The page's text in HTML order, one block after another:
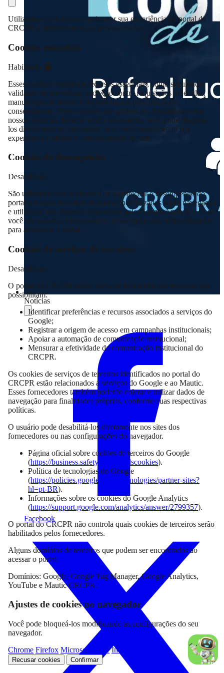
Notícias
Compartilhar
Facebook
Utilizamos cookies para aprimorar sua experiência no portal do
CRCPR e oferecer serviços personalizados.
Cookies essenciais
Habilitado
Esses cookies viabilizam recursos essenciais, como segurança,
validação de identidade, proteção contra requisições indevidas,
manutenção da sessão e registro da sua preferência de
consentimento. Esses cookies não podem ser desabilitados em
nossos sistemas. Mesmo sendo necessários, você pode bloqueá-
los diretamente no navegador, mas isso comprometerá sua
experiência e afetará o funcionamento do site.
Cookies de desempenho
Desabilitado
São utilizados com o objetivo de aperfeiçoar o desempenho do
portal por meio da coleta de dados anonimizados sobre navegação
e utilização dos recursos disponíveis pelo Google Analytics. Caso
você não autorize esses cookies, esses dados não serão utilizados
para aprimorar o portal.
Cookies de serviços de terceiros
Desabilitado
O portal do CRCPR utiliza serviços fornecidos por terceiros que
possibilitam:
Identificar preferências e recursos associados a serviços do
Google;
Registrar a origem de acesso em campanhas institucionais;
Apoiar a automação de comunicação institucional;
Mensurar a efetividade da comunicação institucional do
CRCPR.
Os cookies de serviços de terceiros identificados no portal do
CRCPR estão relacionados a serviços do Google e ao Mautic.
Esses fornecedores também poderão coletar e utilizar dados de
navegação para finalidades próprias, conforme suas respectivas
políticas.
O usuário pode desabilitá-los diretamente nos sites dos
fornecedores ou nas configurações do navegador.
Página oficial sobre cookies de terceiros do Google
(https://business.safety.google/adscookies).
Política de tecnologias do Google
(https://policies.google.com/technologies/partner-sites?
hl=pt-BR).
Informações sobre os cookies do Google Analytics
(https://support.google.com/analytics/answer/2799357).
O portal do CRCPR não controla quais cookies de terceiros serão
habilitados pelos fornecedores.
Alguns domínios de terceiros que podem ser encontrados ao
acessar o portal:
Domínios: Google, Google Tag Manager, Google Analytics,
YouTube e Mautic CRCPR.
Ajustes de cookies no navegador
Você pode bloqueá-los modificando as configurações do seu
navegador.
Chrome Firefox Microsoft Edge Internet Explorer
Recusar cookies Confirmar